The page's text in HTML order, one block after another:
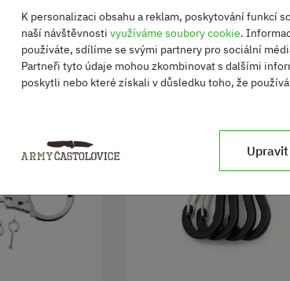
K personalizaci obsahu a reklam, poskytování funkcí
naší návštěvnosti využíváme soubory cookie.
používáte, sdílíme se svými partnery pro sociální
Partneři tyto údaje mohou zkombinovat s dalšími
poskytli nebo které získali v důsledku toho, že
Upravit